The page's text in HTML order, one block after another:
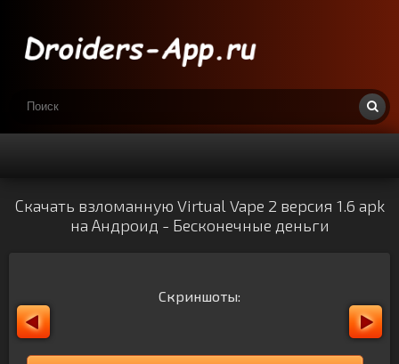
Скачать взломанную Virtual Vape 2 версия 1.6 apk
на Андроид - Бесконечные деньги
Скриншоты: